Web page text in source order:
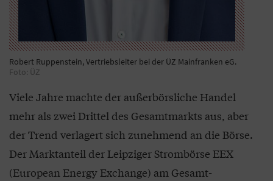
Robert Ruppenstein, Vertriebsleiter bei der ÜZ Mainfranken eG.
Foto: ÜZ
Viele Jahre machte der außerbörsliche Handel
mehr als zwei Drittel des Gesamtmarkts aus, aber
der Trend verlagert sich zunehmend an die Börse.
Der Marktanteil der Leipziger Strombörse EEX
(European Energy Exchange) am Gesamt-